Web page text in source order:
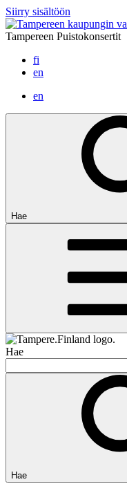
Siirry sisältöön
Tampereen Puistokonsertit
fi
en
en
Hae
Hae
Hae